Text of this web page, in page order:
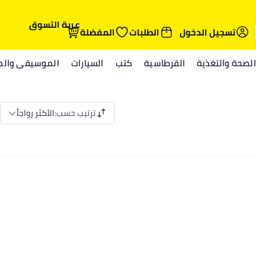
تسجيل الدخول
الطلبات المفضلةعربة التسوق
الصحة والتغذية القرطاسية كتب السيارات الموسيقى
ترتيب حسب:الأكثر رواجاً